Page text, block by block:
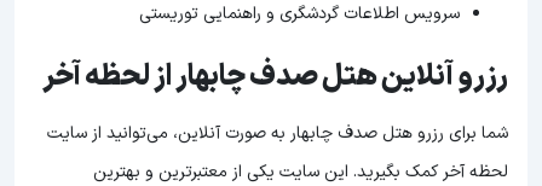
سرویس اطلاعات گردشگری و راهنمایی توریستی
رزرو آنلاین هتل صدف چابهار از لحظه آخر
شما برای رزرو هتل صدف چابهار به صورت آنلاین، می‌توانید از سایت
لحظه آخر کمک بگیرید. این سایت یکی از معتبرترین و بهترین